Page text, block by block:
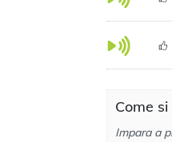
Come
Impara a